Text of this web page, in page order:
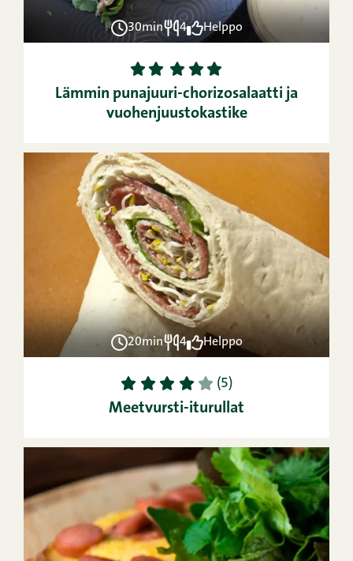
30min 4 Helppo
1 2 3 4
5
Lämmin punajuuri-chorizosalaatti ja
vuohenjuustokastike
20min 4 Helppo
1 2 3 4 5 (5)
Meetvursti-iturullat